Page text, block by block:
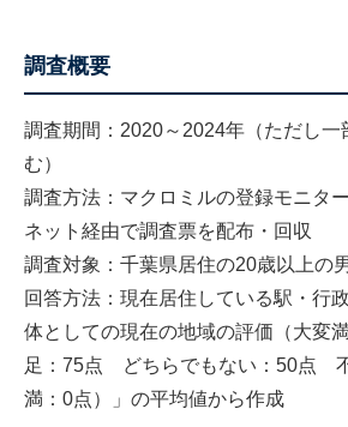
調査概要
調査期間：2020～2024年（ただし一
む）
調査方法：マクロミルの登録モニタ
ネット経由で調査票を配布・回収
調査対象：千葉県居住の20歳以上の
回答方法：現在居住している駅・行
体としての現在の地域の評価（大変
足：75点 どちらでもない：50点
満：0点）」の平均値から作成